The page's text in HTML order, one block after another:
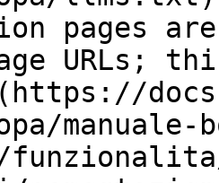
pages
URLs;
manuale-